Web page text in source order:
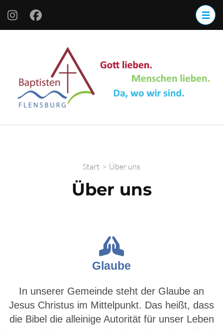
Start > Über uns
Über uns
Glaube
In unserer Gemeinde steht der Glaube an
Jesus Christus im Mittelpunkt. Das heißt, dass
die Bibel die alleinige Autorität für unser Leben